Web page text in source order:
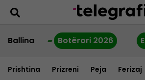
Ballina Botërori 2026
Prishtina Prizreni Peja Ferizaj